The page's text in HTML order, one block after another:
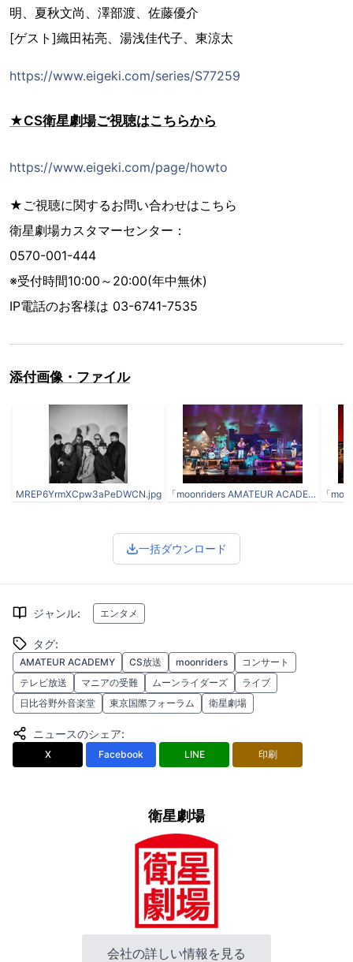
明、夏秋文尚、澤部渡、佐藤優介
[ゲスト]織田祐亮、湯浅佳代子、東涼太
https://www.eigeki.com/series/S77259
★CS衛星劇場ご視聴はこちらから
https://www.eigeki.com/page/howto
★ご視聴に関するお問い合わせはこちら
衛星劇場カスタマーセンター：
0570-001-444
※受付時間10:00～20:00(年中無休)
IP電話のお客様は 03-6741-7535
添付画像・ファイル
MREP6YrmXCpw3aPeDWCN.jpg 「moonriders AMATEUR ACADEMY and more 2024」撮影：南賢太郎（KENTARO MINAMI）
一括ダウンロード
ジャンル: エンタメ
タグ:
AMATEUR ACADEMY CS放送 moonriders
コンサート
テレビ放送
マニアの受難 ムーンライダーズ
ライブ
日比谷野外音楽堂
東京国際フォーラム 衛星劇場
ニュースのシェア:
X Facebook LINE 印刷
衛星劇場
会社の詳しい情報を見る